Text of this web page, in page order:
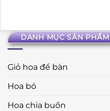
DANH MỤC SẢN PHẨM
Giỏ hoa để bàn
Hoa bó
Hoa chia buồn